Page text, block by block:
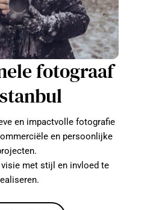
fotograaf
en impactvolle fotografie
en persoonlijke
met stijl en invloed te